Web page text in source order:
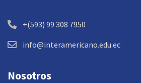
+(593) 99 308 7950
info@interamericano.edu.ec
Nosotros